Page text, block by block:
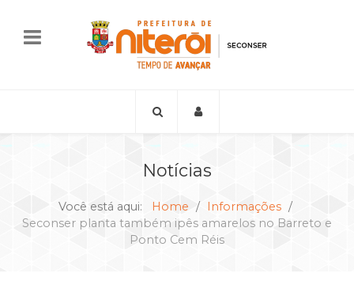
Notícias
Você está aqui: Home
Informações
Seconser planta também ipês amarelos no Barreto e
Ponto Cem Réis